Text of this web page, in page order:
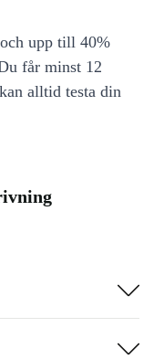
upp till 40%
får minst 12
alltid testa din